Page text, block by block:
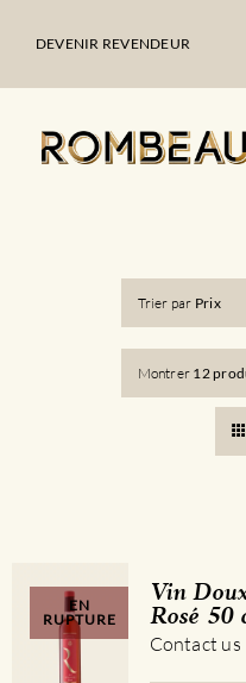
DEVENIR REVENDEUR
Trier par Prix
Montrer 12
EN
RUPTURE
Vin
Rosé 50
Contact us